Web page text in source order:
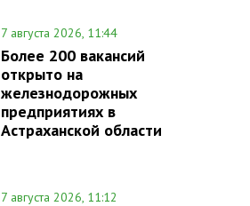
7 августа 2026, 11:44
Более 200 вакансий
открыто на
железнодорожных
предприятиях в
Астраханской области
7 августа 2026, 11:12